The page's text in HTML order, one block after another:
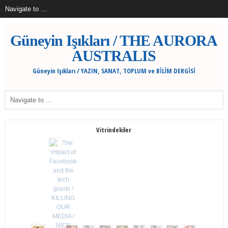
Güneyin Işıkları / THE AURORA
AUSTRALIS
Güneyin Işıkları / YAZIN, SANAT, TOPLUM ve BİLİM DERGİSİ
Vitrindekiler